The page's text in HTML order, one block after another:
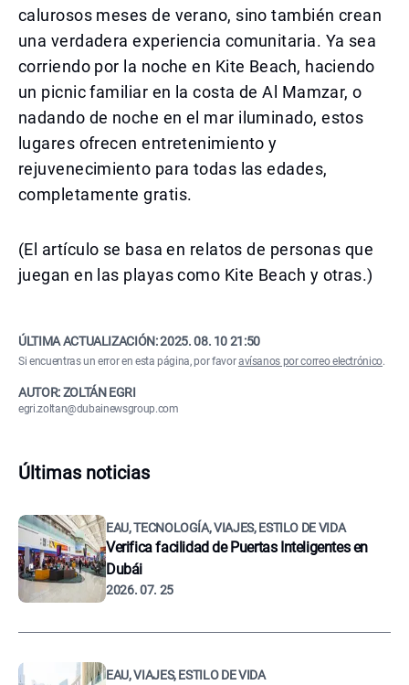
calurosos meses de verano, sino también crean
una verdadera experiencia comunitaria. Ya sea
corriendo por la noche en Kite Beach, haciendo
un picnic familiar en la costa de Al Mamzar, o
nadando de noche en el mar iluminado, estos
lugares ofrecen entretenimiento y
rejuvenecimiento para todas las edades,
completamente gratis.
(El artículo se basa en relatos de personas que
juegan en las playas como Kite Beach y otras.)
ÚLTIMA ACTUALIZACIÓN:2025. 08. 10 21:50
Si encuentras un error en esta página, por favoravísanos por correo electrónico.
AUTOR: ZOLTÁN EGRI
egri.zoltan@dubainewsgroup.com
Últimas noticias
EAU, TECNOLOGÍA, VIAJES, ESTILO DE VIDA
Verifica facilidad de Puertas Inteligentes en
Dubái
2026. 07. 25
EAU, VIAJES, ESTILO DE VIDA